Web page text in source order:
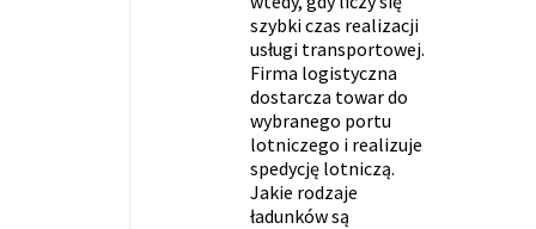
szybki czas realizacji
usługi transportowej.
Firma logistyczna
dostarcza towar do
wybranego portu
lotniczego i realizuje
spedycję lotniczą.
Jakie rodzaje
ładunków są